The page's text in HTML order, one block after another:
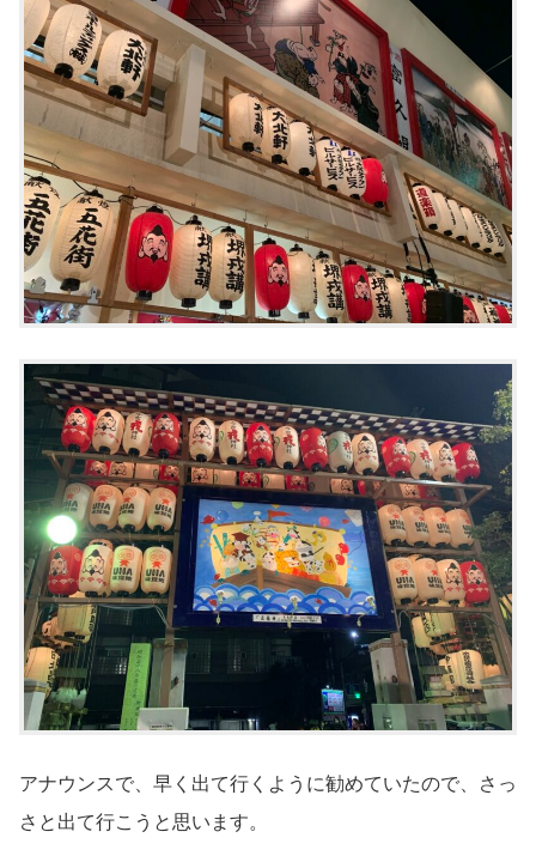
アナウンスで、早く出て行くように勧めていたので、さっ
さと出て行こうと思います。